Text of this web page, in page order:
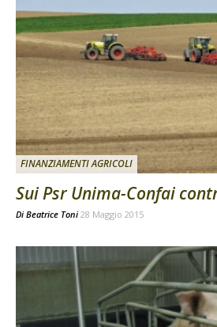
FINANZIAMENTI AGRICOLI
Sui Psr Unima-Confai
Di Beatrice Toni 28 Maggio 2015